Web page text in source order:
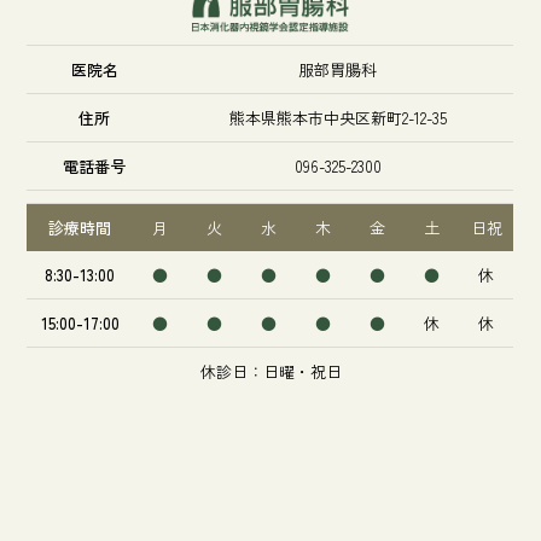
医院名 服部胃腸科
住所 熊本県熊本市中央区新町2-12-35
電話番号 096-325-2300
診療時間 月 火 水 木 金 土 日祝
8:30-13:00 ● ● ● ● ● ● 休
15:00-17:00 ● ● ● ● ● 休 休
休診日：日曜・祝日